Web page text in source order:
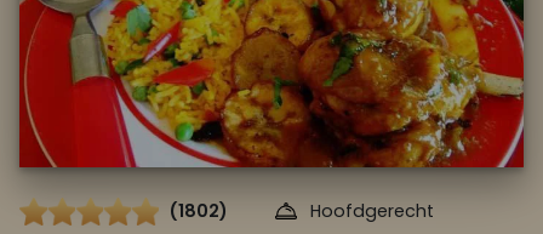
Zomervakantie 2026
Koop ons bestseller kookboek
Ofklik hierom je aan te melden voor Mijn Kookboek.
(1802)
Hoofdgerecht